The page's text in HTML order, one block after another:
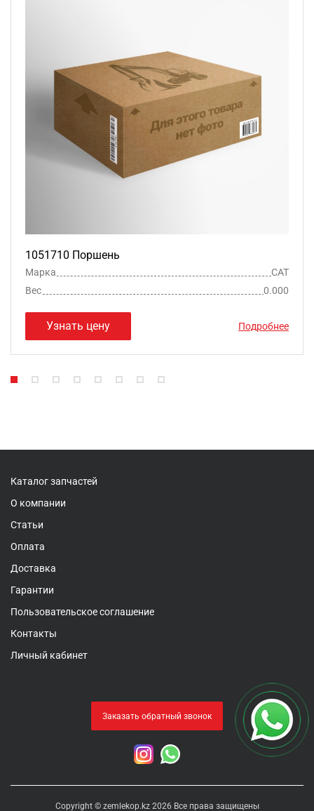
1051710 Поршень
Марка
CAT
Вес
0.000
Узнать цену Подробнее
Каталог запчастей
О компании
Статьи
Оплата
Доставка
Гарантии
Пользовательское соглашение
Контакты
Личный кабинет
Заказать обратный звонок
Copyright © zemlekop.kz 2026 Все права защищены